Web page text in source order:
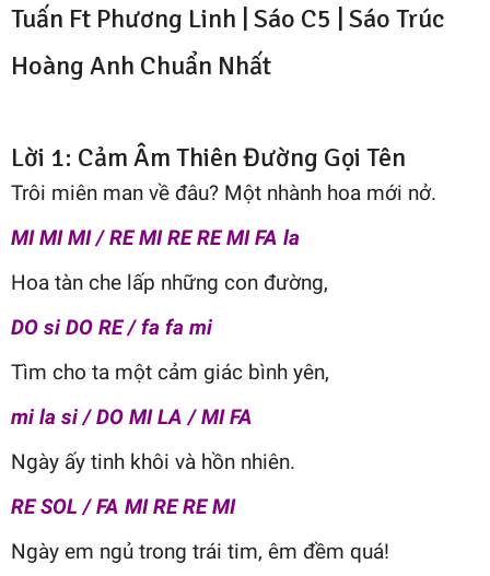
Tuấn Ft Phương Linh | Sáo C5 | Sáo Trúc
Hoàng Anh Chuẩn Nhất
Lời 1: Cảm Âm Thiên Đường Gọi Tên
Trôi miên man về đâu? Một nhành hoa mới nở.
MI MI MI / RE MI RE RE MI FA la
Hoa tàn che lấp những con đường,
DO si DO RE / fa fa mi
Tìm cho ta một cảm giác bình yên,
mi la si / DO MI LA / MI FA
Ngày ấy tinh khôi và hồn nhiên.
RE SOL / FA MI RE RE MI
Ngày em ngủ trong trái tim, êm đềm quá!